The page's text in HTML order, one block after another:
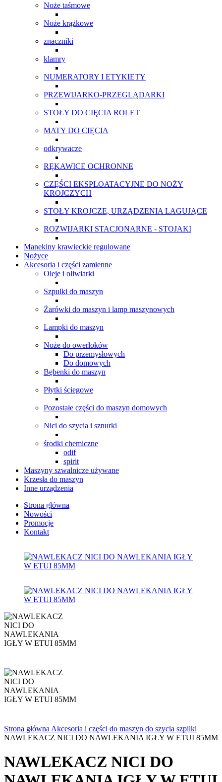
Noże taśmowe
Noże krążkowe
znaczniki
klamry
NUMERATORY I ETYKIETY
PRZEWIJARKO-PRZEGLĄDARKI
STOŁY DO CIĘCIA ROLET
MATY DO CIĘCIA
odkrywacze
RĘKAWICE OCHRONNE
CZĘŚCI EKSPLOATACYJNE DO NOŻY
KROJCZYCH
STOŁY KROJCZE, URZĄDZENIA LAGUJĄCE
ROZWIJARKI STACJONARNE - STOJAKI
Manekiny krawieckie regulowane
Nożyce
Akcesoria i części zamienne
Oleje i oliwiarki
Szpulki do maszyn
Żarówki do maszyn i lamp maszynowych
Lampki do maszyn
Noże do owerloków
Do przemysłowych
Do domowych
Bębenki do maszyn
Płytki ściegowe
Pozostałe części do maszyn domowych
Nici do szycia i sznurki
środki chemiczne
odif
spirit
Maszyny szwalnicze używane
Krzesła do maszyn
Inne urządzenia
Strona główna
Nowości
Promocje
Kontakt
Strona główna Akcesoria i części do maszyn do szycia szpilki
NAWLEKACZ NICI DO NAWLEKANIA IGŁY W ETUI 85MM
NAWLEKACZ NICI DO